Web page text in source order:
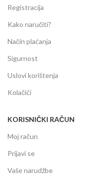
Registracija
Kako naručiti?
Način plaćanja
Sigurnost
Uslovi korištenja
Kolačići
KORISNIČKI RAČUN
Moj račun
Prijavi se
Vaše narudžbe